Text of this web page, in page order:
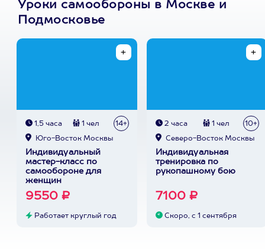
Уроки самообороны в Москве и
Подмосковье
1,5 часа 1 чел 14+
Юго-Восток Москвы
Индивидуальный
мастер-класс по
самообороне для
женщин
9550 ₽
Работает круглый год
2 часа 1 чел 10+
Северо-Восток Москвы
Индивидуальная
тренировка по
рукопашному бою
7100 ₽
Скоро, с 1 сентября